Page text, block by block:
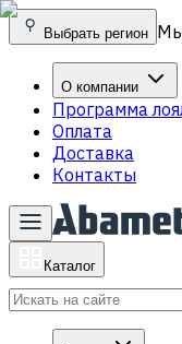
Выбрать регион Мы
О компании
Программа
Оплата
Доставка
Контакты
Каталог